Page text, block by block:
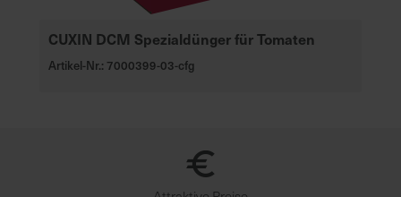
CUXIN DCM Spezialdünger für Tomaten
Artikel-Nr.: 7000399-03-cfg